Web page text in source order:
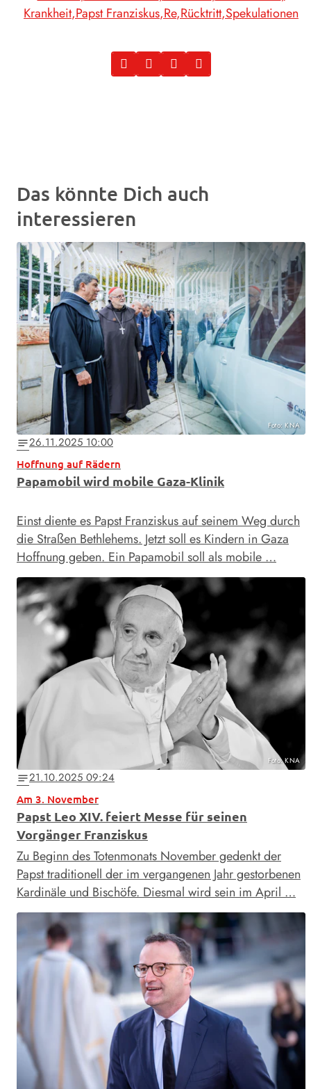
Krankheit Papst Franziskus Re Rücktritt Spekulationen
Das könnte Dich auch
interessieren
Foto: KNA
notes26.11.2025 10:00
Hoffnung auf Rädern
Papamobil wird mobile Gaza-Klinik
Einst diente es Papst Franziskus auf seinem Weg durch
die Straßen Bethlehems. Jetzt soll es Kindern in Gaza
Hoffnung geben. Ein Papamobil soll als mobile …
Foto: KNA
notes21.10.2025 09:24
Am 3. November
Papst Leo XIV. feiert Messe für seinen
Vorgänger Franziskus
Zu Beginn des Totenmonats November gedenkt der
Papst traditionell der im vergangenen Jahr gestorbenen
Kardinäle und Bischöfe. Diesmal wird sein im April …